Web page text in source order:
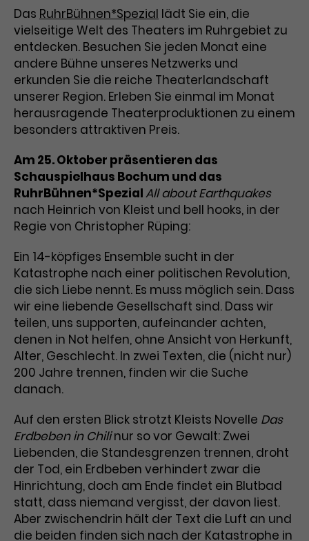
und es wird Zugang zu
geschützten Bereichen gewährt.
Name cookie_optin
Anbieter TYPO3
Laufzeit 1 Monat
Zweck
Enthält die gewählten Tracking-
Optin-Einstellungen.
Laufzeit 2 Jahre
Zweck
Dieses Cookie wird von Google
Analytics installiert. Das Cookie
wird verwendet, um
Besucher*innen-, Sitzungs- und
Kampagnendaten zu berechnen
und die Nutzung der Website für
verfolgen. Die Cookies speichern
Informationen anonym und weisen
eine zufallsgenerierte Nummer zu,
um Besuche zu erkennen.
Name _gid
Anbieter Google Analytics
Laufzeit 1 Tag
Zweck
Dieses Cookie wird von Google
Analytics installiert. Das Cookie
Besucher*innen eine Website
nutzen, und hilft bei der Erstellung
eines Analyseberichts über die
Performance der Website. Die
erhobenen Daten umfassen in
anonymisierter Form die Anzahl
der Besuche, die Quelle, aus der sie
stammen, und die besuchten
Marketing
Diese Gruppe beinhaltet alle Scripte, die es uns
ermöglichen die Leistung unserer
Werbekampagnen zu analysieren und
Conversions zu messen. Außerdem helfen sie
uns dabei Werbeanzeigen und Inhalte besser auf
die Interessen unserer Nutzer abzustimmen.
Name
_gcl_au
Laufzeit 3 Monate
Zweck
Wird von Google verwendet, um
die Effizienz von Werbeanzeigen zu
messen und Conversions zu
speichern. Dieses Cookie hilft dabei
nachzuvollziehen, ob Nutzer über
Google-Anzeigen auf unsere
Website gelangt sind.
Name _gcl_aw
Anbieter
Laufzeit 3 Monate
Zweck
Dieses Cookie speichert
Informationen zu Werbeklicks und
dient der Zuordnung von
Conversions zu Google Ads-
Kampagnen.
Cookie-Informationen
Das RuhrBühnen*Spezial lädt Sie ein, die
vielseitige Welt des Theaters im Ruhrgebiet zu
entdecken. Besuchen Sie jeden Monat eine
andere Bühne unseres Netzwerks und
erkunden Sie die reiche Theaterlandschaft
unserer Region. Erleben Sie einmal im Monat
herausragende Theaterproduktionen zu einem
besonders attraktiven Preis.
Am 25. Oktober präsentieren das
Schauspielhaus Bochum und das
RuhrBühnen*SpezialAll about Earthquakes
nach Heinrich von Kleist und bell hooks, in der
Regie von Christopher Rüping:
Ein 14-köpfiges Ensemble sucht in der
Katastrophe nach einer politischen Revolution,
die sich Liebe nennt. Es muss möglich sein. Dass
wir eine liebende Gesellschaft sind. Dass wir
teilen, uns supporten, aufeinander achten,
denen in Not helfen, ohne Ansicht von Herkunft,
Alter, Geschlecht. In zwei Texten, die (nicht nur)
200 Jahre trennen, finden wir die Suche
danach.
Auf den ersten Blick strotzt Kleists Novelle Das
Erdbeben in Chilinur so vor Gewalt: Zwei
Liebenden, die Standesgrenzen trennen, droht
der Tod, ein Erdbeben verhindert zwar die
Hinrichtung, doch am Ende findet ein Blutbad
statt, dass niemand vergisst, der davon liest.
Aber zwischendrin hält der Text die Luft an und
die beiden finden sich nach der Katastrophe in